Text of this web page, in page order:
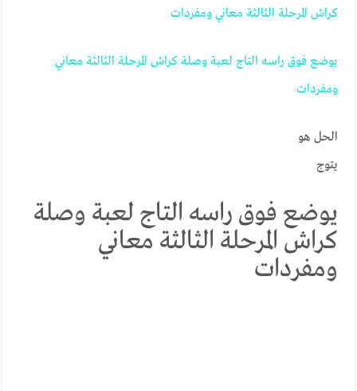
كراش المرحلة الثالثة معاني ومفردات
يوضع فوق راسه التاج لعبة وصلة كراش المرحلة الثالثة معاني
ومفردات
الحل هو
يتوج
يوضع فوق راسه التاج لعبة وصلة
كراش المرحلة الثالثة معاني
ومفردات